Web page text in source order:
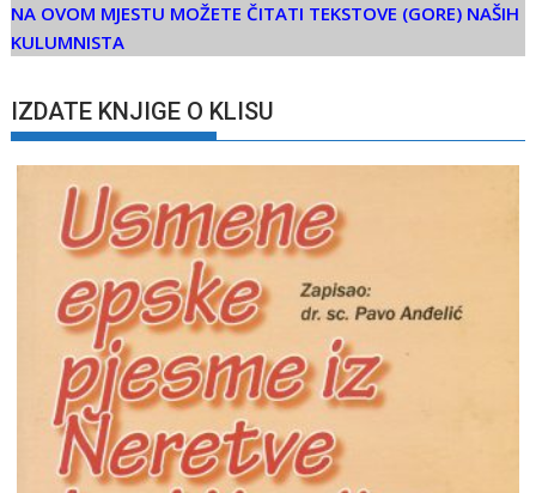
NA OVOM MJESTU MOŽETE ČITATI TEKSTOVE (GORE) NAŠIH
KULUMNISTA
IZDATE KNJIGE O KLISU